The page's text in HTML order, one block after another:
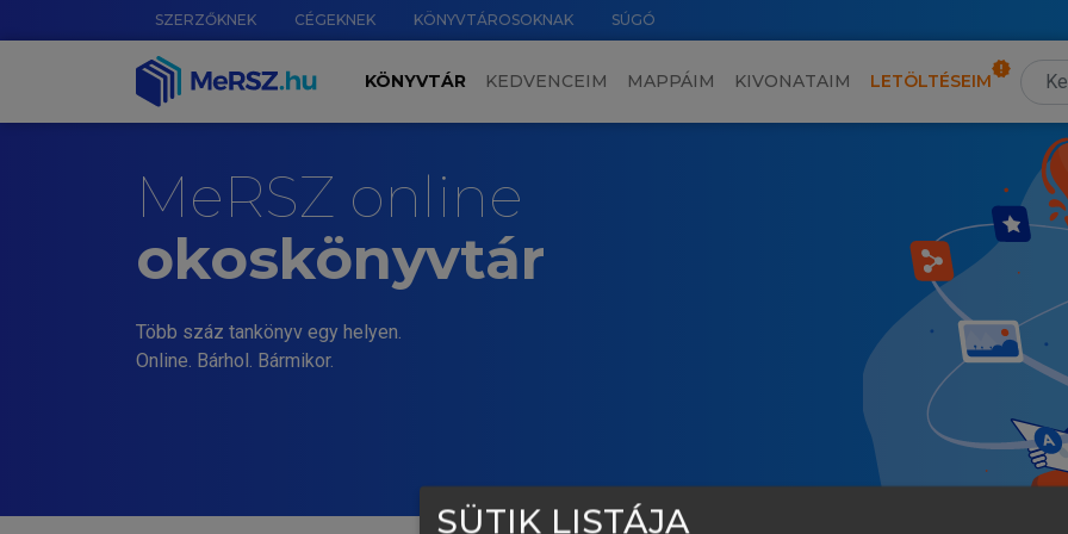
SZERZŐKNEK CÉGEKNEK KÖNYVTÁROSOKNAK SÚGÓ
KÖNYVTÁR KEDVENCEIM MAPPÁIM KIVONATAIM LETÖLTÉSEIM
MeRSZ online
okoskönyvtár
Több száz tankönyv egy helyen.
Online. Bárhol. Bármikor.
SÜTIK LISTÁJA